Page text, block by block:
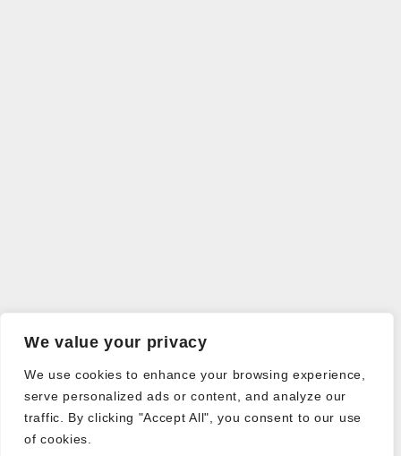
We value your privacy
We use cookies to enhance your browsing experience,
serve personalized ads or content, and analyze our
traffic. By clicking "Accept All", you consent to our use
of cookies.